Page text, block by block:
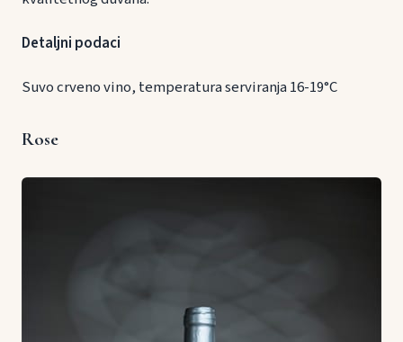
Detaljni podaci
Suvo crveno vino, temperatura serviranja 16-19°C
Rose